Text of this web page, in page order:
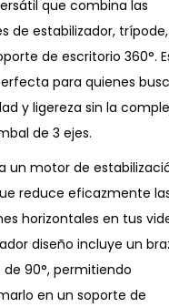
que combina las
de estabilizador,
de escritorio 360°.
para quienes
y ligereza sin la
de 3 ejes.
un motor de
reduce eficazmente
horizontales en tus
diseño incluye un
90°, permitiendo
en un soporte de